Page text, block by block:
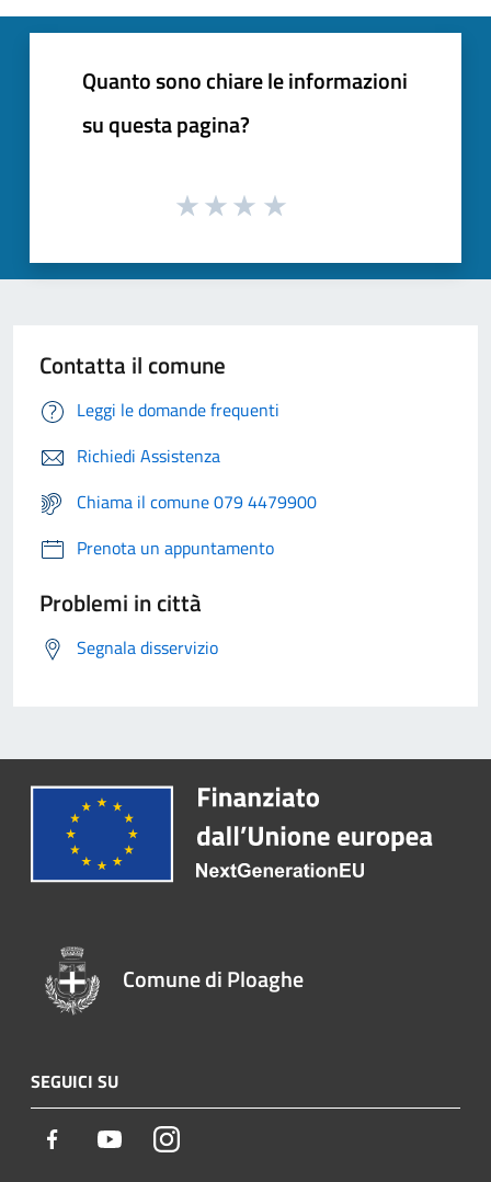
Quanto sono chiare le informazioni
su questa pagina?
Contatta il comune
Leggi le domande frequenti
Richiedi Assistenza
Chiama il comune 079 4479900
Prenota un appuntamento
Problemi in città
Segnala disservizio
Comune di Ploaghe
SEGUICI SU
Facebook YoutubeInstagram